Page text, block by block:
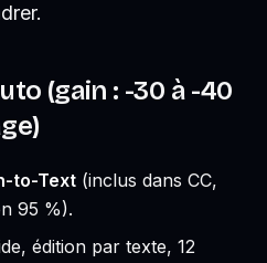
(gain : -30 à -40
to-Text (inclus dans CC,
95 %).
édition par texte, 12